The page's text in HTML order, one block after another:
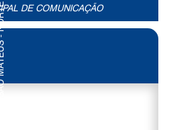
DE COMUNICAÇÃO